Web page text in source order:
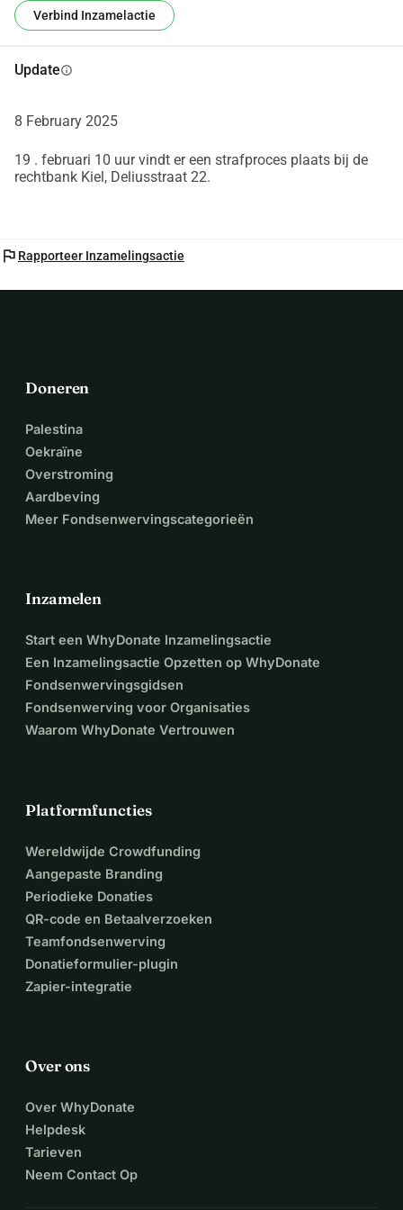
Het gebruik van de donaties wordt gezamenlijk in de
Lübecker groep besproken.
Verbind Inzamelactie
Updateinfo
8 February 2025
19 . februari 10 uur vindt er een strafproces plaats bij de
rechtbank Kiel, Deliusstraat 22.
flag Rapporteer Inzamelingsactie
Doneren
Palestina
Oekraïne
Overstroming
Aardbeving
Meer Fondsenwervingscategorieën
Inzamelen
Start een WhyDonate Inzamelingsactie
Een Inzamelingsactie Opzetten op WhyDonate
Fondsenwervingsgidsen
Fondsenwerving voor Organisaties
Waarom WhyDonate Vertrouwen
Platformfuncties
Wereldwijde Crowdfunding
Aangepaste Branding
Periodieke Donaties
QR-code en Betaalverzoeken
Teamfondsenwerving
Donatieformulier-plugin
Zapier-integratie
Over ons
Over WhyDonate
Helpdesk
Tarieven
Neem Contact Op